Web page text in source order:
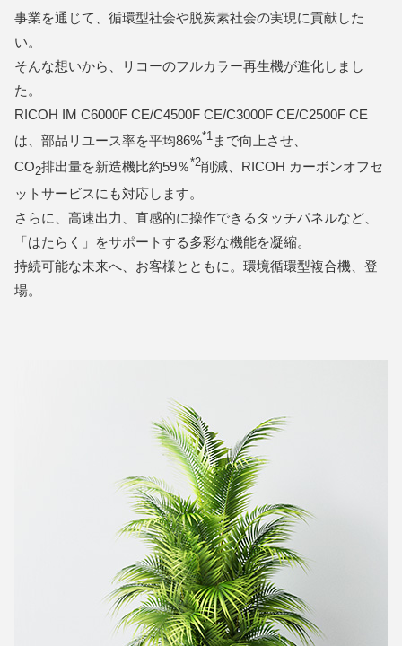
事業を通じて、循環型社会や脱炭素社会の実現に貢献した
い。
そんな想いから、リコーのフルカラー再生機が進化しまし
た。
RICOH IM C6000F CE/C4500F CE/C3000F CE/C2500F CE
は、部品リユース率を平均86%*1 まで向上させ、
CO2排出量を新造機比約59％*2削減、RICOH カーボンオフセ
ットサービスにも対応します。
さらに、高速出力、直感的に操作できるタッチパネルなど、
「はたらく」をサポートする多彩な機能を凝縮。
持続可能な未来へ、お客様とともに。環境循環型複合機、登
場。